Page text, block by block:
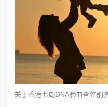
关于香港七周DNA验血查性别